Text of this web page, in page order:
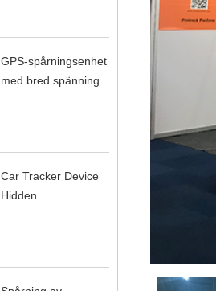
GPS-spårningsenhet
med bred spänning
Car Tracker Device
Hidden